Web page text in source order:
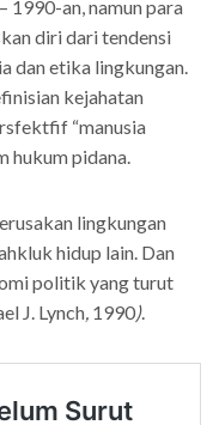
1990-an, namun para
diri dari tendensi
dan etika lingkungan.
kejahatan
“manusia
hukum pidana.
lingkungan
hidup lain. Dan
politik yang turut
J. Lynch 1990).